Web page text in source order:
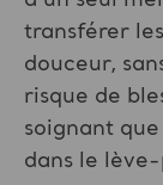
transférer
douceur,
risque de
soignant
dans le